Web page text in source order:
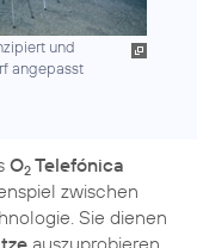
und
angepasst
O2 Telefónica
zwischen
Sie dienen